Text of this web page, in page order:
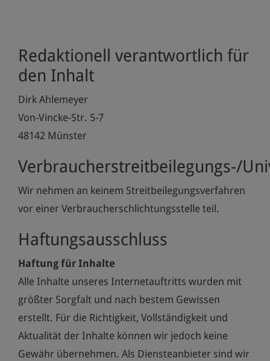
Redaktionell verantwortlich für
den Inhalt
Dirk Ahlemeyer
Von-Vincke-Str. 5-7
48142 Münster
Verbraucherstreitbeilegungs-/
Wir nehmen an keinem Streitbeilegungsverfahren
vor einer Verbraucherschlichtungsstelle teil.
Haftungsausschluss
Haftung für Inhalte
Alle Inhalte unseres Internetauftritts wurden mit
größter Sorgfalt und nach bestem Gewissen
erstellt. Für die Richtigkeit, Vollständigkeit und
Aktualität der Inhalte können wir jedoch keine
Gewähr übernehmen. Als Diensteanbieter sind wir